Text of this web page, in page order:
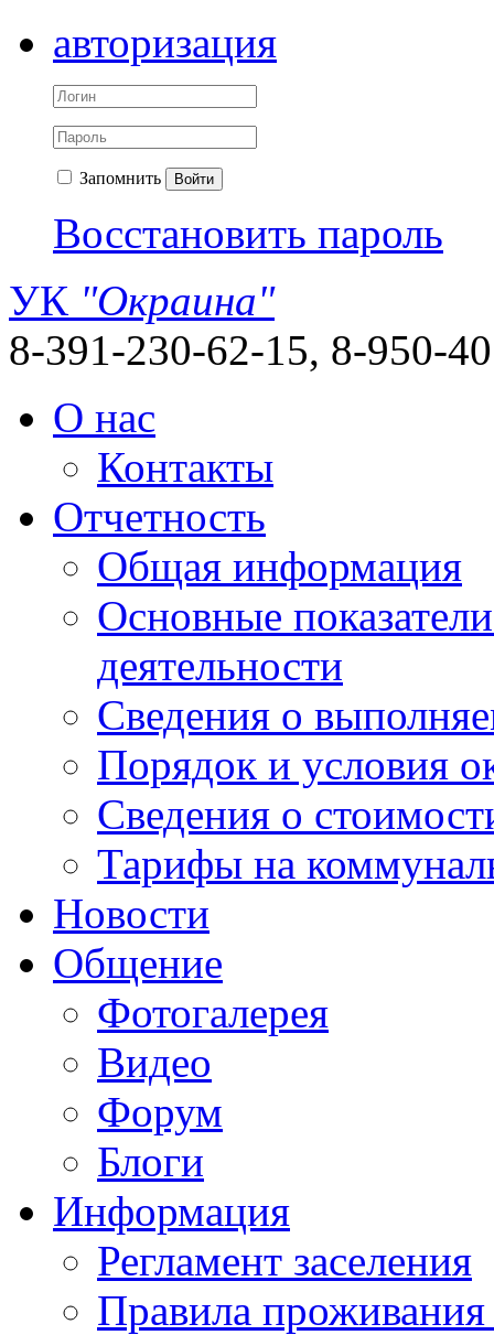
авторизация
Запомнить Войти
Восстановить пароль
УК "Окраина"
8-391-230-62-15, 8-950-
О нас
Контакты
Отчетность
Общая информация
Основные
деятельности
Сведения о
Порядок и условия
Сведения о
Тарифы на
Новости
Общение
Фотогалерея
Видео
Форум
Блоги
Информация
Регламент заселения
Правила